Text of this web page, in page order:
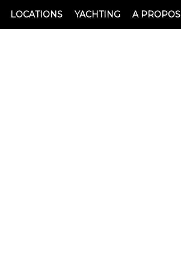
LOCATIONS YACHTING A PROPOS